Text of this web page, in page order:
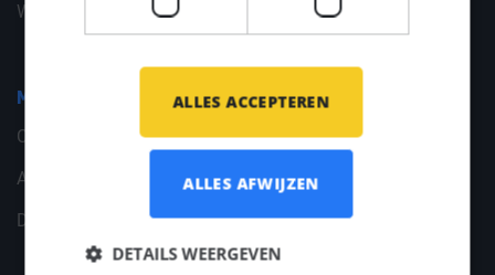
Wijzig jouw cookievoorkeuren
Middle Point
Contact
Algemene gegevens
Documenten
ALLES ACCEPTEREN
ALLES AFWIJZEN
DETAILS WEERGEVEN